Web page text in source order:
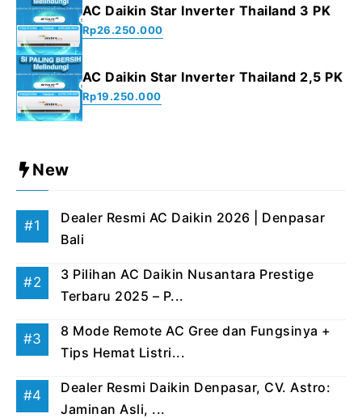
AC Daikin Star Inverter Thailand 3 PK
Rp26.250.000
AC Daikin Star Inverter Thailand 2,5 PK
Rp19.250.000
New
Dealer Resmi AC Daikin 2026 | Denpasar
Bali
3 Pilihan AC Daikin Nusantara Prestige
Terbaru 2025 – P...
8 Mode Remote AC Gree dan Fungsinya +
Tips Hemat Listri...
Dealer Resmi Daikin Denpasar, CV. Astro:
Jaminan Asli, ...